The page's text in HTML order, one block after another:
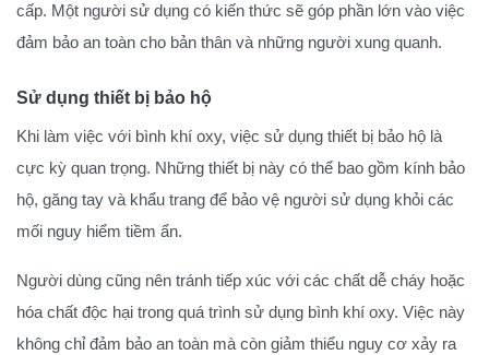
cấp. Một người sử dụng có kiến thức sẽ góp phần lớn vào việc
đảm bảo an toàn cho bản thân và những người xung quanh.
Sử dụng thiết bị bảo hộ
Khi làm việc với bình khí oxy, việc sử dụng thiết bị bảo hộ là
cực kỳ quan trọng. Những thiết bị này có thể bao gồm kính bảo
hộ, găng tay và khẩu trang để bảo vệ người sử dụng khỏi các
mối nguy hiểm tiềm ẩn.
Người dùng cũng nên tránh tiếp xúc với các chất dễ cháy hoặc
hóa chất độc hại trong quá trình sử dụng bình khí oxy. Việc này
không chỉ đảm bảo an toàn mà còn giảm thiểu nguy cơ xảy ra